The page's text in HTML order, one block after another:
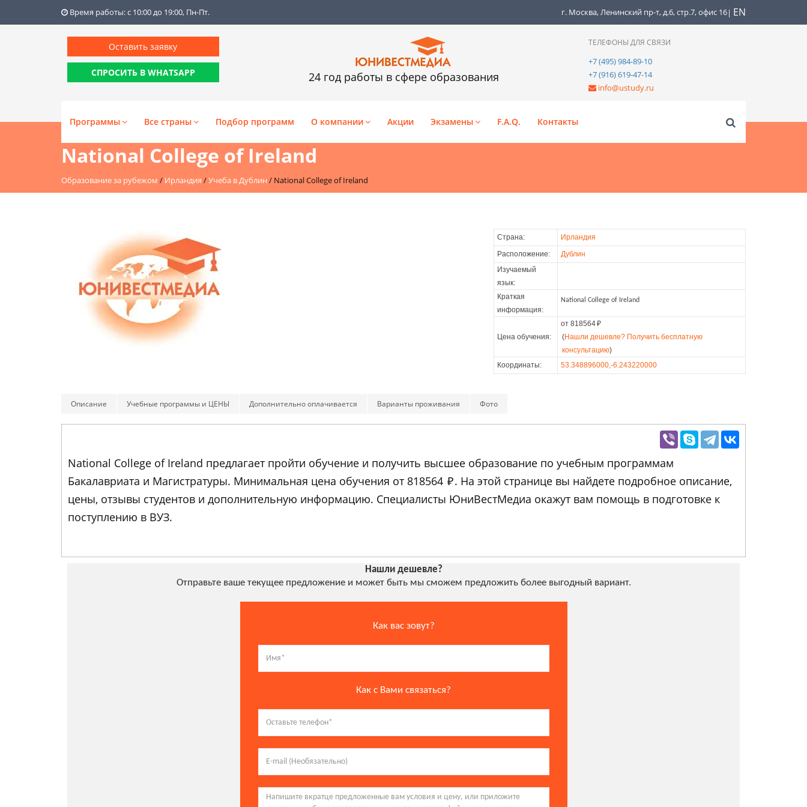
Время работы: с 10:00 до 19:00, Пн-Пт. г. Москва, Ленинский пр-т, д.6, стр.7, офис 16| EN
Оставить заявку
СПРОСИТЬ В WHATSAPP 24 год работы в сфере образования
ТЕЛЕФОНЫ ДЛЯ СВЯЗИ
+7 (495) 984-89-10
+7 (916) 619-47-14
info@ustudy.ru
Программы Все страны Подбор программ О компании Акции Экзамены F.A.Q. Контакты
National College of Ireland
Образование за рубежом / Ирландия /Учеба в Дублин / National College of Ireland
Страна:
Ирландия
Расположение:
Дублин
Изучаемый
язык:
Краткая
информация:
National College of Ireland
Цена обучения:
от 818564₽
(Нашли дешевле? Получить бесплатную
консультацию)
Координаты:
53.348896000,-6.243220000
Описание Учебные программы и ЦЕНЫ Дополнительно оплачивается Варианты проживания Фото
National College of Ireland предлагает пройти обучение и получить высшее образование по учебным программам
Бакалавриата и Магистратуры. Минимальная цена обучения от 818564 ₽. На этой странице вы найдете подробное описание,
цены, отзывы студентов и дополнительную информацию. Специалисты ЮниВестМедиа окажут вам помощь в подготовке к
поступлению в ВУЗ.
Нашли дешевле?
Отправьте ваше текущее предложение и может быть мы сможем предложить более выгодный вариант.
Как вас зовут?
Как с Вами связаться?